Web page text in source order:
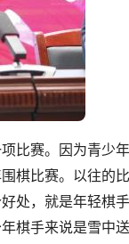
比赛。因为青少
棋比赛。以往的
处，就是年轻棋
棋手来说是雪中送